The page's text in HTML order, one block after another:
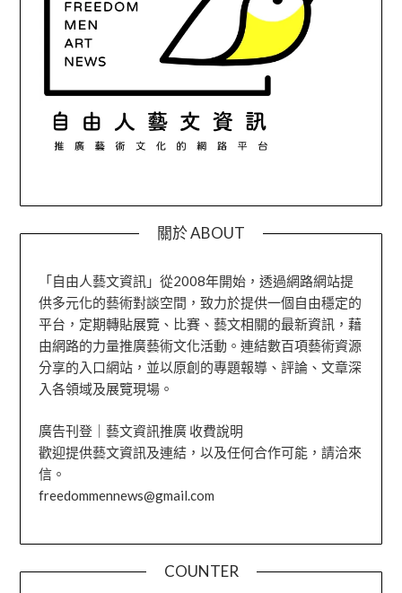
關於 ABOUT
「自由人藝文資訊」從2008年開始，透過網路網站提
供多元化的藝術對談空間，致力於提供一個自由穩定的
平台，定期轉貼展覽、比賽、藝文相關的最新資訊，藉
由網路的力量推廣藝術文化活動。連結數百項藝術資源
分享的入口網站，並以原創的專題報導、評論、文章深
入各領域及展覽現場。
廣告刊登｜藝文資訊推廣 收費說明
歡迎提供藝文資訊及連結，以及任何合作可能，請洽來
信。
freedommennews@gmail.com
COUNTER